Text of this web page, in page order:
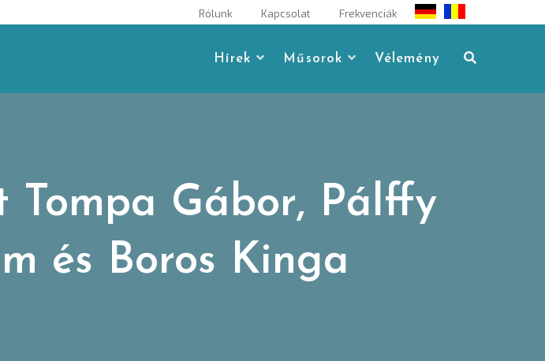
Rólunk Kapcsolat Frekvenciák
Hírek Műsorok Vélemény
Gábor, Pálffy
és Boros Kinga